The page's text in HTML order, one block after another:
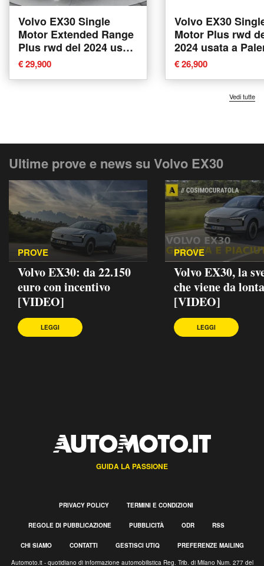
Volvo EX30 Single
Motor Extended Range
Plus rwd del 2024 usata
a Imola
€ 29,900
Volvo EX30
Motor Plus rwd
2024 usata a
€ 26,900
Vedi tutte
Ultime prove e news su Volvo EX30
PROVE
Volvo EX30: da 22.150
euro con incentivo
[VIDEO]
LEGGI
PROVE
Volvo EX30, la
che viene da
[VIDEO]
LEGGI
GUIDA LA PASSIONE
PRIVACY POLICY TERMINI E CONDIZIONI
REGOLE DI PUBBLICAZIONE PUBBLICITÀ ODR RSS
CHI SIAMO CONTATTI GESTISCI UTIQ PREFERENZE MAILING
Automoto.it - quotidiano di informazione automobilistica Reg. Trib. di Milano Num. 277 del